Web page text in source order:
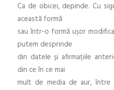
Ca de obicei, depinde. Cu
această formă
sau într-o formă ușor
putem desprinde
din datele și afirmațiile
din ce în ce mai
mult de media de aur, între